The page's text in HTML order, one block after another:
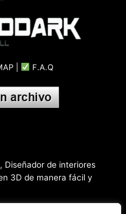
F.A.Q
Diseñador de interiores
3D de manera fácil y